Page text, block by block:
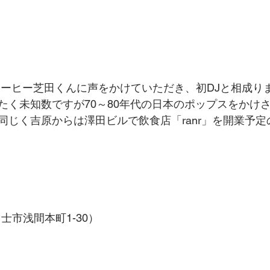
く未知数ですが70～80年代の日本のポップスをかけ
じく吉原からは澤田ビルで飲食店「ranr」を開業予
市浅間本町1-30）